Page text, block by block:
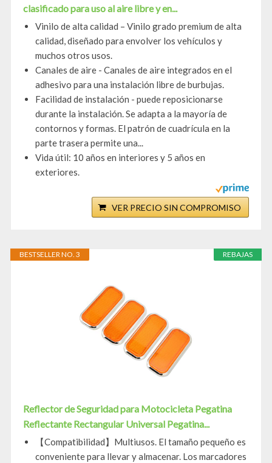
clasificado para uso al aire libre y en...
Vinilo de alta calidad – Vinilo grado premium de alta
calidad, diseñado para envolver los vehículos y
muchos otros usos.
Canales de aire - Canales de aire integrados en el
adhesivo para una instalación libre de burbujas.
Facilidad de instalación - puede reposicionarse
durante la instalación. Se adapta a la mayoría de
contornos y formas. El patrón de cuadrícula en la
parte trasera permite una...
Vida útil: 10 años en interiores y 5 años en
exteriores.
VER PRECIO SIN COMPROMISO
REBAJAS
BESTSELLER NO. 3
Reflector de Seguridad para Motocicleta Pegatina
Reflectante Rectangular Universal Pegatina...
【Compatibilidad】Multiusos. El tamaño pequeño es
conveniente para llevar y almacenar. Los marcadores